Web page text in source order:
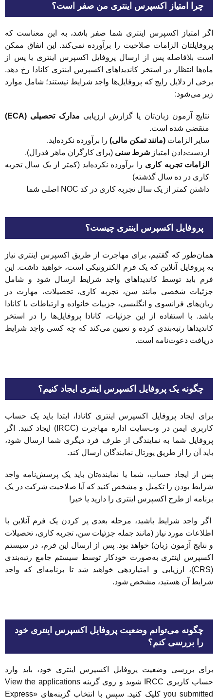
چرا امتیاز اکسپرس اینتری من صفر است؟
اگر امتیاز اکسپرس اینتری شما صفر باشد، به این معناست که
پروفایلتان الزامات صلاحیت را برآورده نمی‌کند. این اتفاق ممکن
است بلافاصله پس از ارسال پروفایل اکسپرس اینتری یا پس از
ماه‌ها انتظار در استخر کاندیداهای اکسپرس اینتری کانادا رخ دهد.
برخی از دلایل رایج که پروفایل‌ها واجد شرایط نیستند؛ شامل موارد
زیر می‌شود:
نتایج آزمون زبان‌تان یا گزارش ارزیابی مدارک تحصیلی (ECA)
منقضی شده است.
سایر الزامات (مانند تمکن مالی) را برآورده نکرده‌اید.
ازدست‌دادن امتیاز شرط سنی (برای کارگران ماهر فدرال).
الزامات تجربه کاری را برآورده نکرده‌اید (کمتر از یک سال تجربه
کاری در ده سال گذشته)
داشتن کمتر از یک سال تجربه کاری در کد NOC اصلی شما
پروفایل اکسپرس اینتری چیست؟
همان‌طور که گفتیم، برای مهاجرت از طریق اکسپرس اینتری نیاز
به پروفایل آنلاین که یک فرم الکترونیکی است، خواهید داشت. این
فرم باید توسط کاندیداهای واجد شرایط ارسال شود و شامل
جزئیات شخصی مانند سن، تجربه کاری، تحصیلات، مهارت در
زبان‌های فرانسوی و انگلیسی، جزییات خانواده و ارتباطات با کانادا
باشد. با استفاده از این جزئیات، کانادا پروفایل‌ها را در استخر
کاندیداها رتبه‌بندی کرده و تعیین می‌کند که چه کسی واجد شرایط
دریافت دعوت‌نامه است.
چگونه یک پروفایل اکسپرس اینتری ایجاد کنیم؟
برای ایجاد پروفایل اکسپرس اینتری کانادا، ابتدا باید یک حساب
کاربری ایمن در وب‌سایت‌ اداره مهاجرت (IRCC) ایجاد کنید. اگر
پروفایل شما به نمایندگی از طرف فرد دیگری شما ارسال شود،
باید آن را از طریق پورتال نمایندگان ارسال کند.
پس از ایجاد حساب، شما یا نماینده‌تان باید یک پرسش‌نامه واجد
شرایط بودن را تکمیل و مشخص کنید که آیا صلاحیت شرکت در یک
برنامه از طرح اکسپرس اینتری را دارید یا خیر!
اگر واجد شرایط باشید، مرحله بعدی پر کردن یک فرم آنلاین با
اطلاعات مورد نیاز (مانند جمله جزئیات سن، تجربه کاری، تحصیلات
و نتایج آزمون زبان) خواهد بود. پس از ارسال این فرم، در سیستم
اکسپرس اینتری به‌صورت خودکار توسط سیستم جامع رتبه‌بندی
(CRS)، ارزیابی و امتیازدهی خواهید شد تا برنامه‌ای که واجد
شرایط آن هستید، مشخص شود.
چگونه می‌توانم وضعیت پروفایل اکسپرس اینتری خود
را بررسی کنم؟
برای بررسی وضعیت پروفایل اکسپرس اینتری خود، باید وارد
حساب کاربری IRCC شوید و روی گزینه View the applications
you submitted کلیک کنید. سپس با انتخاب گزینه‌های «Express